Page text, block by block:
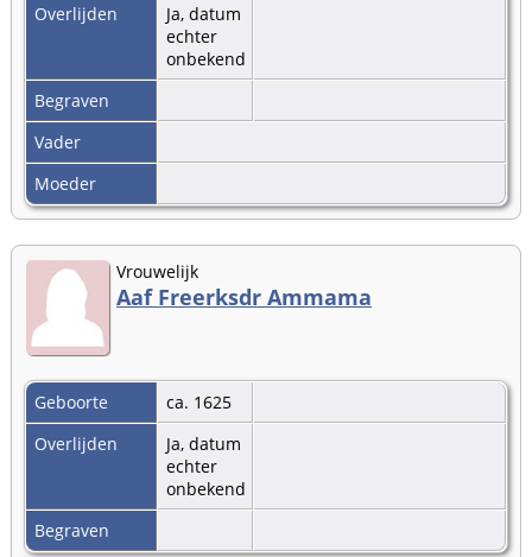
Overlijden
Ja, datum
echter
onbekend
Begraven
Vader
Moeder
Vrouwelijk
Aaf Freerksdr Ammama
Geboorte
ca. 1625
Overlijden
Ja, datum
echter
onbekend
Begraven